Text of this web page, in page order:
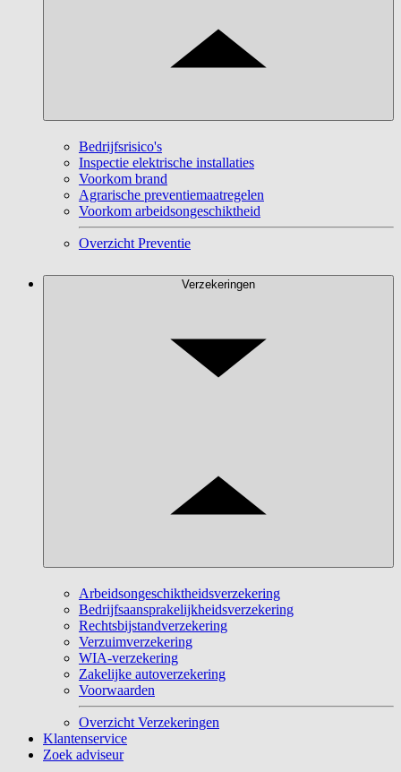
Bedrijfsrisico's
Inspectie elektrische installaties
Voorkom brand
Agrarische preventiemaatregelen
Voorkom arbeidsongeschiktheid
Overzicht Preventie
Verzekeringen
Arbeidsongeschiktheidsverzekering
Bedrijfsaansprakelijkheidsverzekering
Rechtsbijstandverzekering
Verzuimverzekering
WIA-verzekering
Zakelijke autoverzekering
Voorwaarden
Overzicht Verzekeringen
Klantenservice
Zoek adviseur